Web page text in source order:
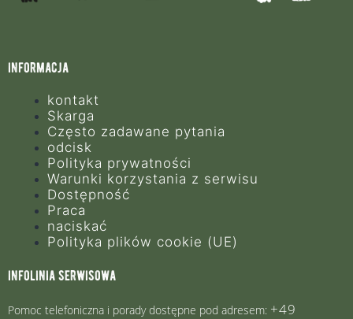
informacja
kontakt
Skarga
Często zadawane pytania
odcisk
Polityka prywatności
Warunki korzystania z serwisu
Dostępność
Praca
naciskać
Polityka plików cookie (UE)
infolinia serwisowa
Pomoc telefoniczna i porady dostępne pod adresem: +49